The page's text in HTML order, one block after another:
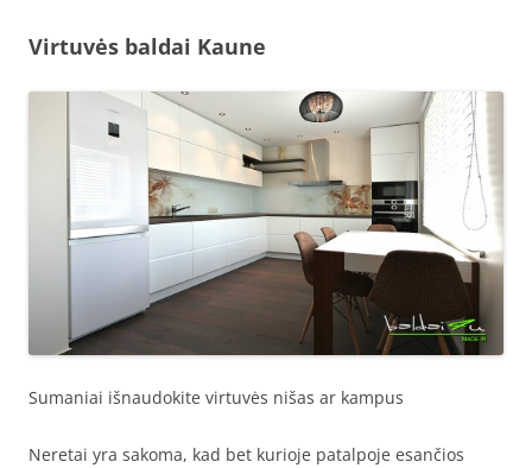
Virtuvės baldai Kaune
Sumaniai išnaudokite virtuvės nišas ar kampus
Neretai yra sakoma, kad bet kurioje patalpoje esančios